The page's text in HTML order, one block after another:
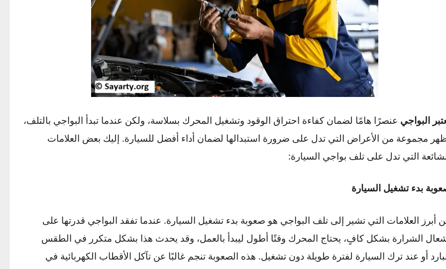
عنصرًا هامًا لضمان كفاءة احتراق الوقود وتشغيل المحرك بسلاسة، ولكن عندما تبدأ البواجي بالتلف،
التي تدل على تلف بواجي السيارة:
بدء تشغيل السيارة